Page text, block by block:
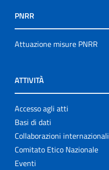
PNRR
Attuazione misure PNRR
ATTIVITÀ
Accesso agli atti
Basi di dati
Collaborazioni internazionali
Comitato Etico Nazionale
Eventi